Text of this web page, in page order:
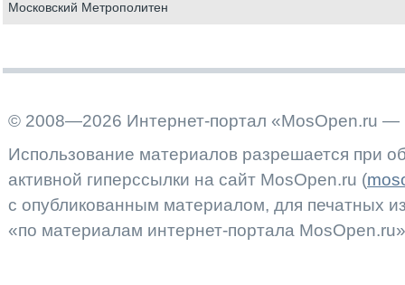
Московский Метрополитен
© 2008—2026 Интернет-портал «MosOpen.ru —
Использование материалов разрешается при
активной гиперссылки на сайт MosOpen.ru (
с опубликованным материалом, для печатных
«по материалам интернет-портала